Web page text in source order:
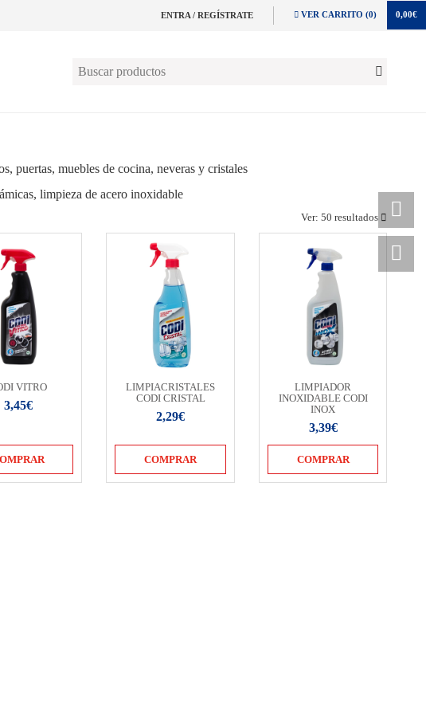
VER CARRITO (0) 0,00€
ENTRA / REGÍSTRATE
puertas, muebles de cocina, neveras y cristales
limpieza de acero inoxidable
Ver:50 resultados
VITRO
3,45€
LIMPIACRISTALES
CODI CRISTAL
2,29€
COMPRAR
LIMPIADOR
INOXIDABLE CODI
INOX
3,39€
COMPRAR